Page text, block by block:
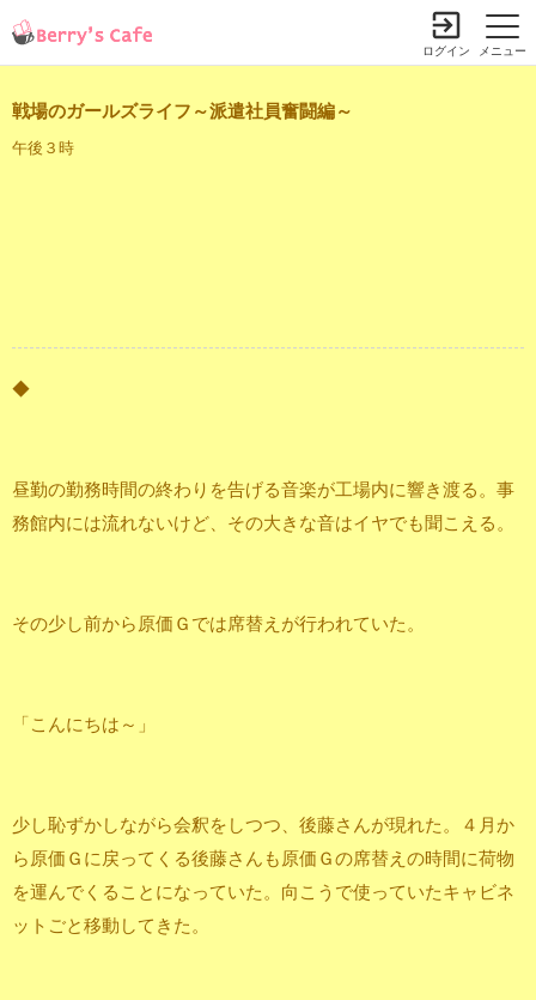
メニュー
ログイン
戦場のガールズライフ～派遣社員奮闘編～
午後３時
◆
昼勤の勤務時間の終わりを告げる音楽が工場内に響き渡る。事
務館内には流れないけど、その大きな音はイヤでも聞こえる。
その少し前から原価Ｇでは席替えが行われていた。
「こんにちは～」
少し恥ずかしながら会釈をしつつ、後藤さんが現れた。４月か
ら原価Ｇに戻ってくる後藤さんも原価Ｇの席替えの時間に荷物
を運んでくることになっていた。向こうで使っていたキャビネ
ットごと移動してきた。